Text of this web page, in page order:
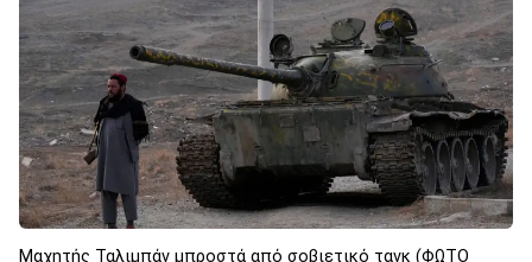
Μαχητής Ταλιμπάν μπροστά από σοβιετικό τανκ (ΦΩΤΟ